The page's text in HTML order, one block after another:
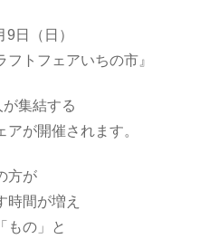
日（日）
トフェアいちの市』
集結する
が開催されます。
方が
時間が増え
もの」と